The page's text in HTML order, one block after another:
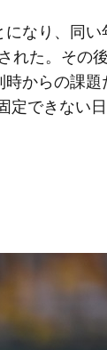
なり、同い
れた。その
からの課題
定できない